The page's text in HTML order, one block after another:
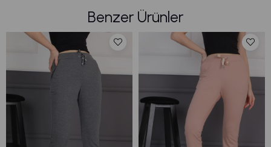
Benzer Ürünler